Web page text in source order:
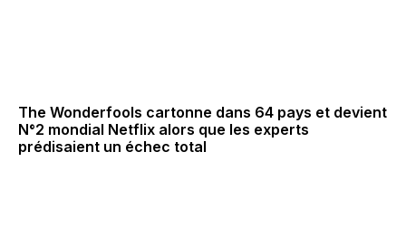
The Wonderfools cartonne dans 64 pays et devient
N°2 mondial Netflix alors que les experts
prédisaient un échec total